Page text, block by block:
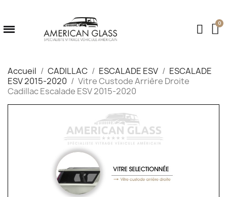
Accueil CADILLAC ESCALADE ESV
ESCALADE
ESV 2015-2020
Vitre Custode Arrière Droite
Cadillac Escalade ESV 2015-2020